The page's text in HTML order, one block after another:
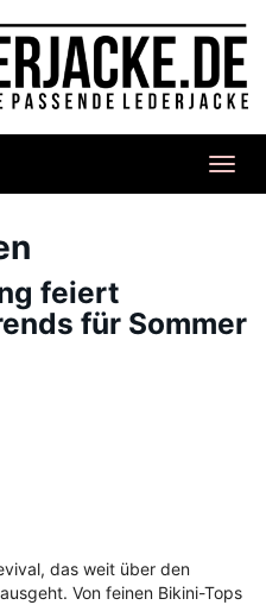
feiert
für Sommer
das weit über den
Von feinen Bikini-Tops